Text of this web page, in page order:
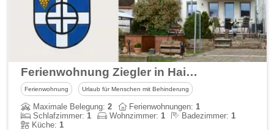
Ferienwohnung Ziegler in Hainfeld
Ferienwohnung Urlaub für Menschen mit Behinderung
Maximale Belegung:2 Ferienwohnungen:1
Schlafzimmer:1 Wohnzimmer:1 Badezimmer:1
Küche:1